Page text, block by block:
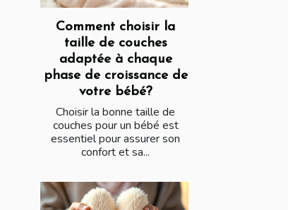
Comment choisir la
taille de couches
adaptée à chaque
phase de croissance de
votre bébé?
Choisir la bonne taille de
couches pour un bébé est
essentiel pour assurer son
confort et sa...